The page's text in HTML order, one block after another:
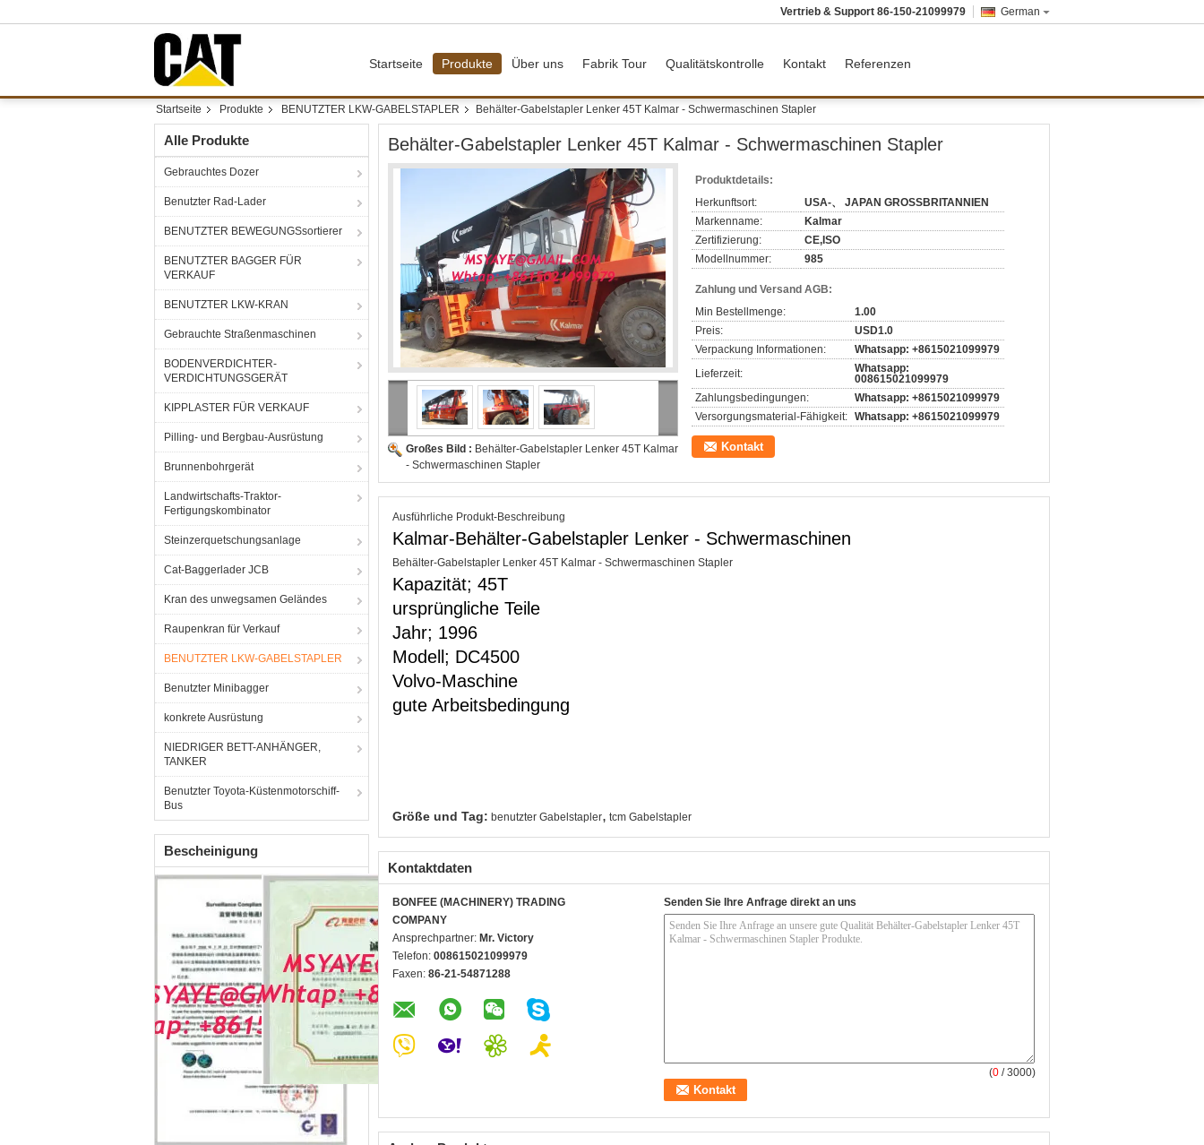
German
Vertrieb & Support 86-150-21099979
Startseite Produkte Über uns Fabrik Tour Qualitätskontrolle Kontakt Referenzen
Startseite Produkte BENUTZTER LKW-GABELSTAPLER Behälter-Gabelstapler Lenker 45T Kalmar - Schwermaschinen Stapler
Alle Produkte
Gebrauchtes Dozer
Benutzter Rad-Lader
BENUTZTER BEWEGUNGSsortierer
BENUTZTER BAGGER FÜR
VERKAUF
BENUTZTER LKW-KRAN
Gebrauchte Straßenmaschinen
BODENVERDICHTER-
VERDICHTUNGSGERÄT
KIPPLASTER FÜR VERKAUF
Pilling- und Bergbau-Ausrüstung
Brunnenbohrgerät
Landwirtschafts-Traktor-
Fertigungskombinator
Steinzerquetschungsanlage
Cat-Baggerlader JCB
Kran des unwegsamen Geländes
Raupenkran für Verkauf
BENUTZTER LKW-GABELSTAPLER
Benutzter Minibagger
konkrete Ausrüstung
NIEDRIGER BETT-ANHÄNGER,
TANKER
Benutzter Toyota-Küstenmotorschiff-
Bus
Bescheinigung
Behälter-Gabelstapler Lenker 45T Kalmar - Schwermaschinen Stapler
Großes Bild : Behälter-Gabelstapler Lenker 45T Kalmar
- Schwermaschinen Stapler
Produktdetails:
Herkunftsort:
USA-、 JAPAN GROSSBRITANNIEN
Markenname:
Kalmar
Zertifizierung:
CE,ISO
Modellnummer:
985
Zahlung und Versand AGB:
Min Bestellmenge:
1.00
Preis:
USD1.0
Verpackung Informationen:
Whatsapp: +8615021099979
Lieferzeit:
Whatsapp:
008615021099979
Zahlungsbedingungen:
Whatsapp: +8615021099979
Versorgungsmaterial-Fähigkeit: Whatsapp: +8615021099979
Kontakt
Ausführliche Produkt-Beschreibung
Kalmar-Behälter-Gabelstapler Lenker - Schwermaschinen
Behälter-Gabelstapler Lenker 45T Kalmar - Schwermaschinen Stapler
Kapazität; 45T
ursprüngliche Teile
Jahr; 1996
Modell; DC4500
Volvo-Maschine
gute Arbeitsbedingung
Größe und Tag: benutzter Gabelstapler, tcm Gabelstapler
Kontaktdaten
BONFEE (MACHINERY) TRADING
COMPANY
Ansprechpartner: Mr. Victory
Telefon: 008615021099979
Faxen: 86-21-54871288
Senden Sie Ihre Anfrage direkt an uns
(0 / 3000)